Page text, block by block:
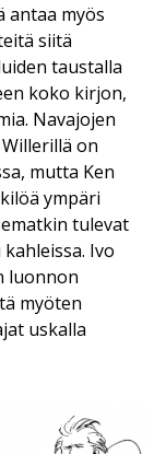
antaa myös
siitä
taustalla
koko kirjon,
Navajojen
on
mutta Ken
ympäri
tulevat
Ivo
luonnon
myöten
uskalla